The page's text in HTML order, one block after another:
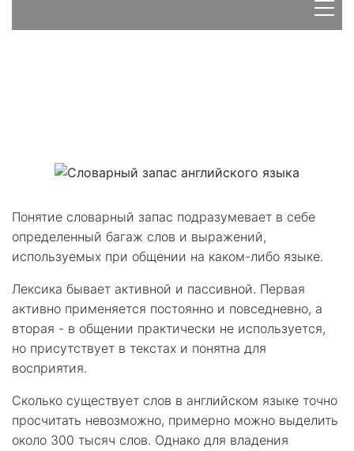
Понятие словарный запас подразумевает в себе
определенный багаж слов и выражений,
используемых при общении на каком-либо языке.
Лексика бывает активной и пассивной. Первая
активно применяется постоянно и повседневно, а
вторая - в общении практически не используется,
но присутствует в текстах и понятна для
восприятия.
Сколько существует слов в английском языке точно
просчитать невозможно, примерно можно выделить
около 300 тысяч слов. Однако для владения